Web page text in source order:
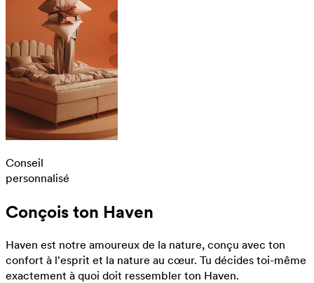
Conseil
personnalisé
Conçois ton Haven
Haven est notre amoureux de la nature, conçu avec ton
confort à l'esprit et la nature au cœur. Tu décides toi-même
exactement à quoi doit ressembler ton Haven.